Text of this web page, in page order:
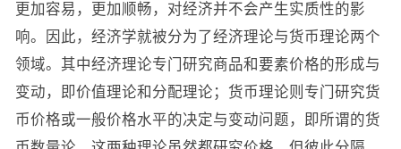
更加容易，更加顺畅，对经济并不会产生实质性的影
响。因此，经济学就被分为了经济理论与货币理论两个
领域。其中经济理论专门研究商品和要素价格的形成与
变动，即价值理论和分配理论；货币理论则专门研究货
币价格或一般价格水平的决定与变动问题，即所谓的货